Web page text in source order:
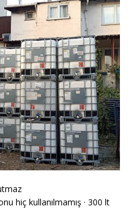
hiç kullanılmamış · 300 lt